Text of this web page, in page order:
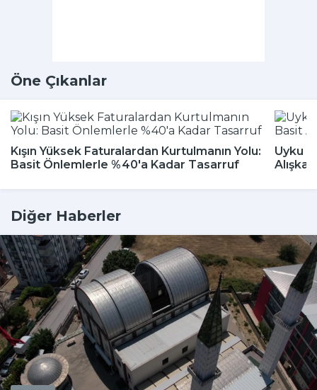
Öne Çıkanlar
Kışın Yüksek Faturalardan Kurtulmanın Yolu:
Basit Önlemlerle %40'a Kadar Tasarruf
Uyku
Diğer Haberler